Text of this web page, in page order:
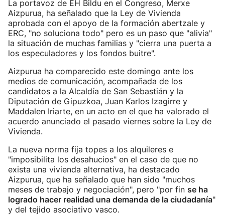
La portavoz de EH Bildu en el Congreso, Merxe
Aizpurua, ha señalado que la Ley de Vivienda
aprobada con el apoyo de la formación abertzale y
ERC, "no soluciona todo" pero es un paso que "alivia"
la situación de muchas familias y "cierra una puerta a
los especuladores y los fondos buitre".
Aizpurua ha comparecido este domingo ante los
medios de comunicación, acompañada de los
candidatos a la Alcaldía de San Sebastián y la
Diputación de Gipuzkoa, Juan Karlos Izagirre y
Maddalen Iriarte, en un acto en el que ha valorado el
acuerdo anunciado el pasado viernes sobre la Ley de
Vivienda.
La nueva norma fija topes a los alquileres e
"imposibilita los desahucios" en el caso de que no
exista una vivienda alternativa, ha destacado
Aizpurua, que ha señalado que han sido "muchos
meses de trabajo y negociación", pero "por fin se ha
logrado hacer realidad una demanda de la ciudadanía"
y del tejido asociativo vasco.